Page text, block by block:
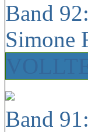
Band 92:
Simone
Band 91: